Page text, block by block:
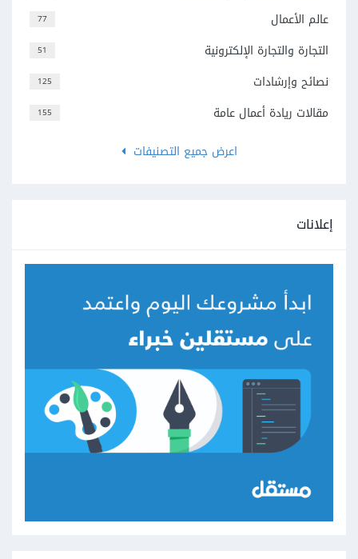
77 عالم الأعمال
51 التجارة والتجارة الإلكترونية
125 نصائح وإرشادات
155
مقالات ريادة أعمال عامة
اعرض جميع التصنيفات
إعلانات